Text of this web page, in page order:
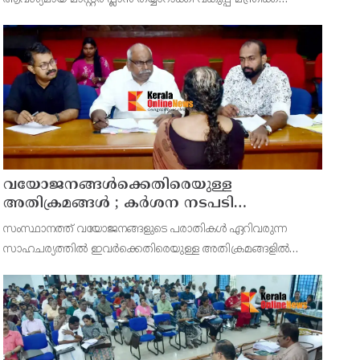
അറിയിച്ചു. ഡിപ്പോയ്ക്ക് നാല് ഏക്കറിൽ അധികം വരുന്ന
സ്ഥലമുണ്ട്
വയോജനങ്ങൾക്കെതിരെയുള്ള
അതിക്രമങ്ങൾ ; കർശന നടപടി
സ്വീകരിക്കുമെന്ന് കമ്മീഷൻ
സംസ്ഥാനത്ത് വയോജനങ്ങളുടെ പരാതികൾ ഏറിവരുന്ന
സാഹചര്യത്തിൽ ഇവർക്കെതിരെയുള്ള അതിക്രമങ്ങളിൽ
ചെയർമാൻ അഡ്വ. കെ. സോമപ്രസാദ്.